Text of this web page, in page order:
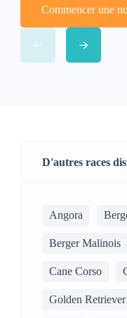
Commencer une
D'autres races
Angora
Berger Malinois
Cane Corso
Golden Retriever